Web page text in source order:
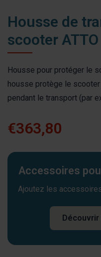
Housse de
scooter ATTO
Housse pour protéger le
housse protège le
pendant le transport (par
€363,80
Accessoires
Ajoutez les